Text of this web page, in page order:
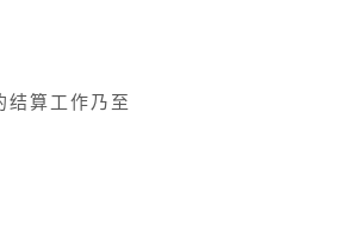
结算工作乃至